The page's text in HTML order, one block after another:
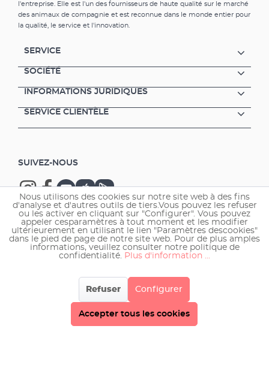
l'entreprise. Elle est l'un des fournisseurs de haute qualité sur le marché
des animaux de compagnie et est reconnue dans le monde entier pour
la qualité, le service et l'innovation.
SERVICE
SOCIÉTÉ
INFORMATIONS JURIDIQUES
SERVICE CLIENTÈLE
SUIVEZ-NOUS
Copyright © 2026 EHEIM GmbH & Co. KG.
Nous utilisons des cookies sur notre site web à des fins
d'analyse et d'autres outils de tiers.Vous pouvez les refuser
ou les activer en cliquant sur "Configurer". Vous pouvez
appeler cesparamètres à tout moment et les modifier
ultérieurement en utilisant le lien "Paramètres descookies"
dans le pied de page de notre site web. Pour de plus amples
informations, veuillez consulter notre politique de
confidentialité. Plus d'information ...
Refuser Configurer
Accepter tous les cookies